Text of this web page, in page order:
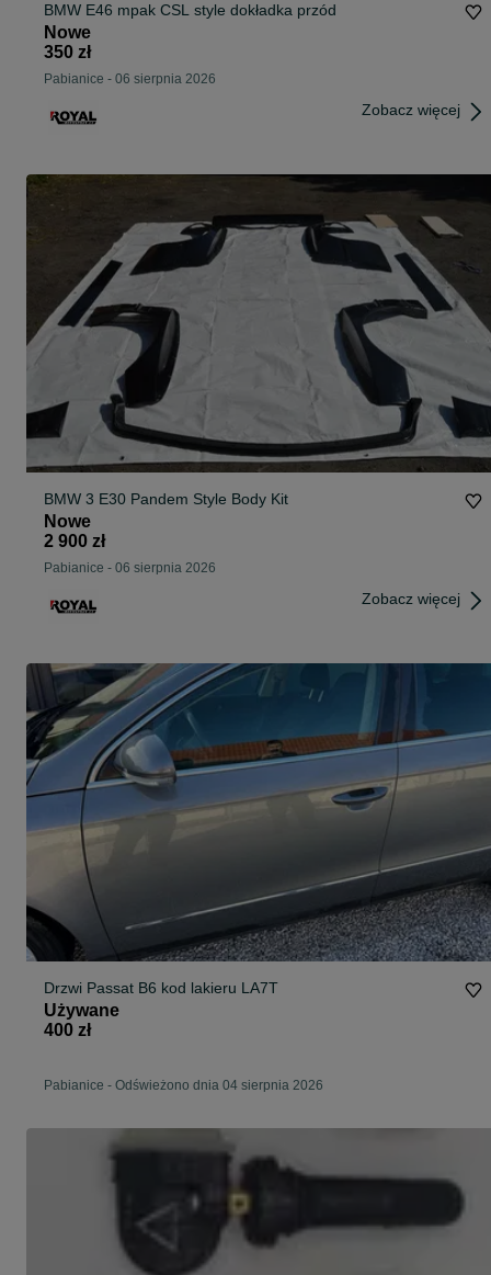
BMW E46 mpak CSL style dokładka przód
Nowe
350 zł
Pabianice - 06 sierpnia 2026
Zobacz więcej
BMW 3 E30 Pandem Style Body Kit
Nowe
2 900 zł
Pabianice - 06 sierpnia 2026
Zobacz więcej
Drzwi Passat B6 kod lakieru LA7T
Używane
400 zł
Pabianice - Odświeżono dnia 04 sierpnia 2026